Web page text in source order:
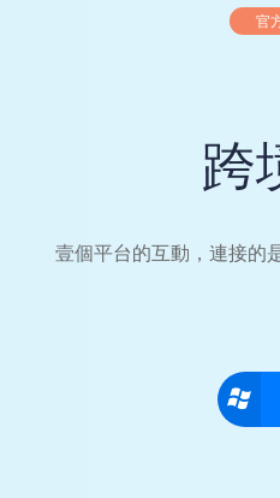
官
跨
壹個平台的互動，連接的